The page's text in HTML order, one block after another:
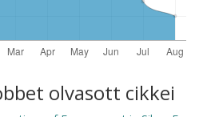
olvasott cikkei